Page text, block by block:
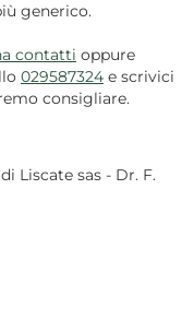
generico.
contatti oppure
029587324 e scrivici
consigliare.
Liscate sas - Dr. F.